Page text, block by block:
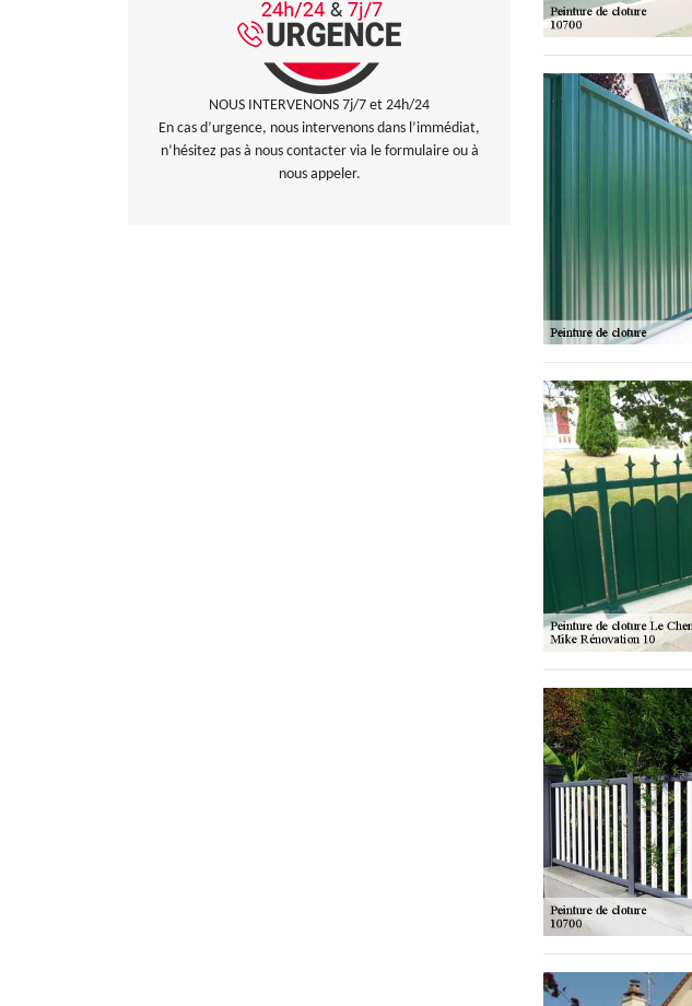
NOUS INTERVENONS 7j/7 et 24h/24
En cas d’urgence, nous intervenons dans l’immédiat,
n’hésitez pas à nous contacter via le formulaire ou à
nous appeler.